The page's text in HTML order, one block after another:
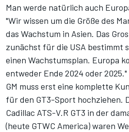
Man werde natürlich auch
"Wir wissen um die Größe des
das Wachstum in Asien. Das
zunächst für die USA bestimmt
einen Wachstumsplan. Europa
entweder Ende 2024 oder 2025."
GM muss erst eine komplette
für den GT3-Sport hochziehen.
Cadillac ATS-V.R GT3 in der
(heute GTWC America) waren